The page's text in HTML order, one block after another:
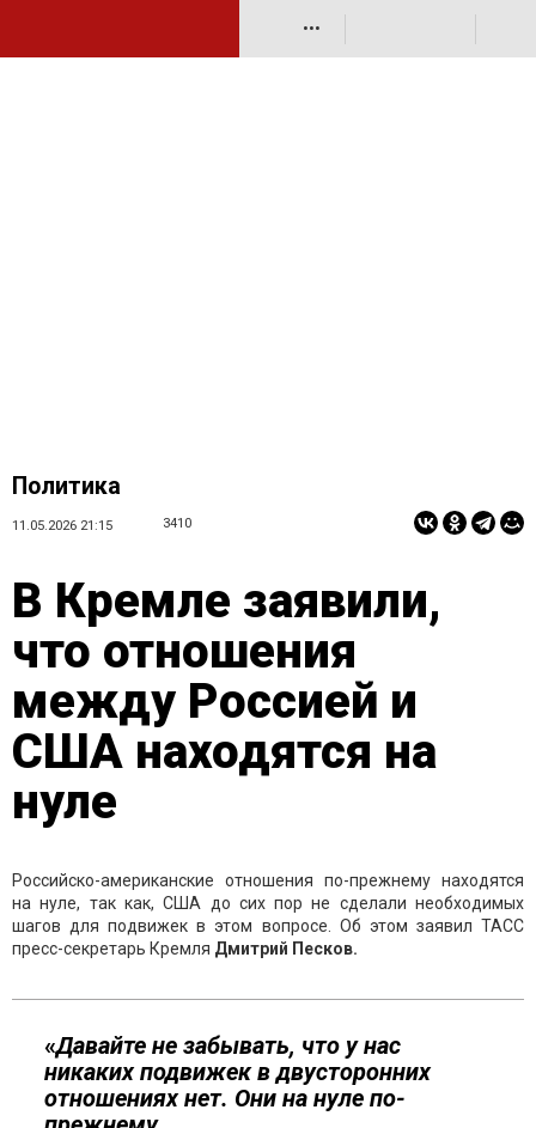
•••
Политика
11.05.2026 21:15 3410
В Кремле заявили,
что отношения
между Россией и
США находятся на
нуле
Российско-американские отношения по-прежнему находятся
на нуле, так как, США до сих пор не сделали необходимых
шагов для подвижек в этом вопросе. Об этом заявил ТАСС
пресс-секретарь Кремля Дмитрий Песков.
«Давайте не забывать, что у нас
никаких подвижек в двусторонних
отношениях нет. Они на нуле по-